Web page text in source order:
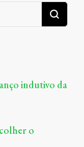
indutivo da
o